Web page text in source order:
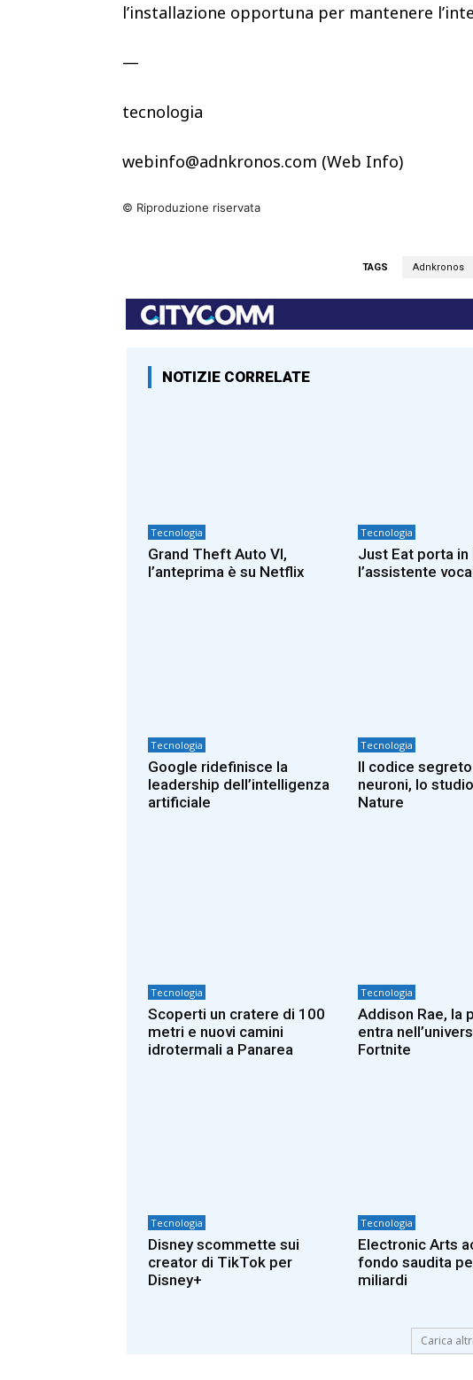
l’installazione opportuna per mantenere
—
tecnologia
webinfo@adnkronos.com (Web Info)
© Riproduzione riservata
TAGS Adnkronos
NOTIZIE CORRELATE
Tecnologia
Grand Theft Auto VI,
l’anteprima è su Netflix
Tecnologia
Just Eat porta in
l’assistente
Tecnologia
Google ridefinisce la
leadership dell’intelligenza
artificiale
Tecnologia
Il codice
neuroni, lo
Nature
Tecnologia
Scoperti un cratere di 100
metri e nuovi camini
idrotermali a Panarea
Tecnologia
Addison Rae, la
entra
Fortnite
Tecnologia
Disney scommette sui
creator di TikTok per
Disney+
Tecnologia
Electronic Arts
fondo saudita
miliardi
Carica altri